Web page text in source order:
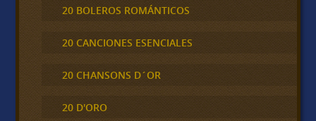
20 BOLEROS ROMÁNTICOS
20 CANCIONES ESENCIALES
20 CHANSONS D´OR
20 D'ORO